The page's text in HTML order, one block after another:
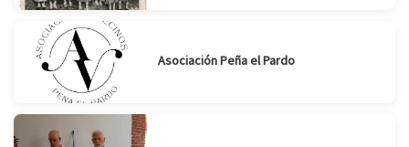
Asociación Peña el Pardo